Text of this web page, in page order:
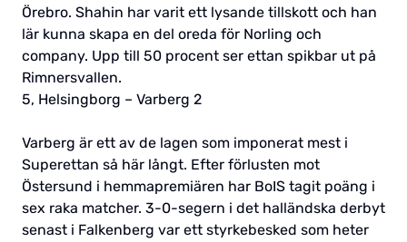
Örebro. Shahin har varit ett lysande tillskott och han
lär kunna skapa en del oreda för Norling och
company. Upp till 50 procent ser ettan spikbar ut på
Rimnersvallen.
5, Helsingborg – Varberg 2
Varberg är ett av de lagen som imponerat mest i
Superettan så här långt. Efter förlusten mot
Östersund i hemmapremiären har BoIS tagit poäng i
sex raka matcher. 3-0-segern i det halländska derbyt
senast i Falkenberg var ett styrkebesked som heter